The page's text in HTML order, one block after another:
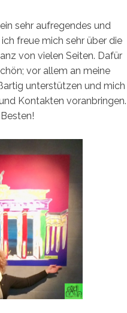
sehr aufregendes und
freue mich sehr über die
von vielen Seiten. Dafür
vor allem an meine
unterstützen und mich
Kontakten voranbringen.
Besten!